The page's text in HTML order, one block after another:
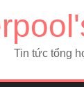
Tin tức tổng